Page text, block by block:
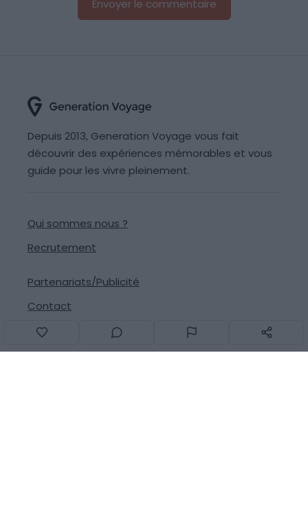
Depuis 2013, Generation Voyage vous fait
découvrir des expériences mémorables et vous
guide pour les vivre pleinement.
Qui sommes nous ?
Recrutement
Partenariats/Publicité
Contact
Signaler une erreur